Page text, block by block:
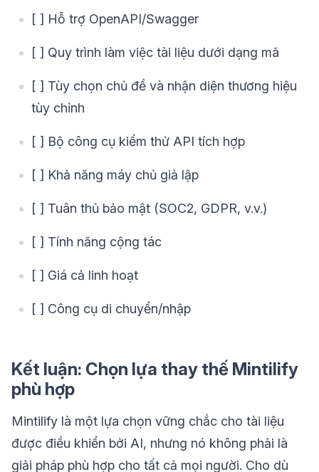
[ ] Hỗ trợ OpenAPI/Swagger
[ ] Quy trình làm việc tài liệu dưới dạng mã
[ ] Tùy chọn chủ đề và nhận diện thương hiệu
tùy chỉnh
[ ] Bộ công cụ kiểm thử API tích hợp
[ ] Khả năng máy chủ giả lập
[ ] Tuân thủ bảo mật (SOC2, GDPR, v.v.)
[ ] Tính năng cộng tác
[ ] Giá cả linh hoạt
[ ] Công cụ di chuyển/nhập
Kết luận: Chọn lựa thay thế Mintilify
phù hợp
Mintilify là một lựa chọn vững chắc cho tài liệu
được điều khiển bởi AI, nhưng nó không phải là
giải pháp phù hợp cho tất cả mọi người. Cho dù